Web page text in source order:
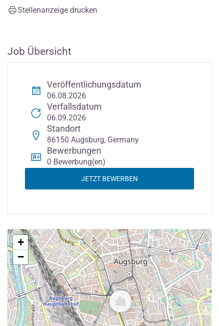
Stellenanzeige drucken
Job Übersicht
Veröffentlichungsdatum
06.08.2026
Verfallsdatum
06.09.2026
Standort
86150 Augsburg, Germany
Bewerbungen
0 Bewerbung(en)
JETZT BEWERBEN
+
−